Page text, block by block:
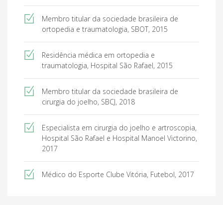
Membro titular da sociedade brasileira de
ortopedia e traumatologia, SBOT, 2015
Residência médica em ortopedia e
traumatologia, Hospital São Rafael, 2015
Membro titular da sociedade brasileira de
cirurgia do joelho, SBCJ, 2018
Especialista em cirurgia do joelho e artroscopia,
Hospital São Rafael e Hospital Manoel Victorino,
2017
Médico do Esporte Clube Vitória, Futebol, 2017